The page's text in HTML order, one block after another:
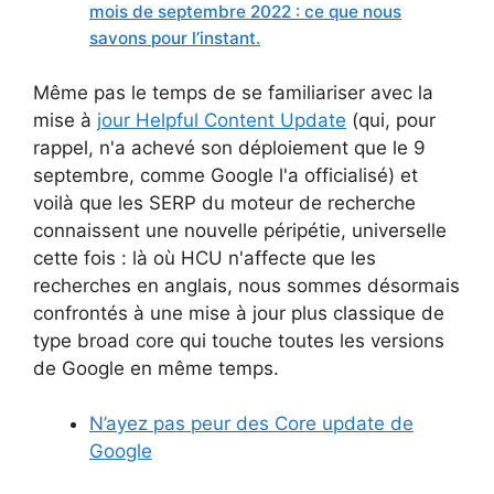
mois de septembre 2022 : ce que nous
savons pour l’instant.
Même pas le temps de se familiariser avec la
mise à jour Helpful Content Update (qui, pour
rappel, n'a achevé son déploiement que le 9
septembre, comme Google l'a officialisé) et
voilà que les SERP du moteur de recherche
connaissent une nouvelle péripétie, universelle
cette fois : là où HCU n'affecte que les
recherches en anglais, nous sommes désormais
confrontés à une mise à jour plus classique de
type broad core qui touche toutes les versions
de Google en même temps.
N’ayez pas peur des Core update de
Google